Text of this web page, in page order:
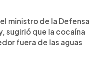
ministro de la Defensa
sugirió que la cocaína
fuera de las aguas